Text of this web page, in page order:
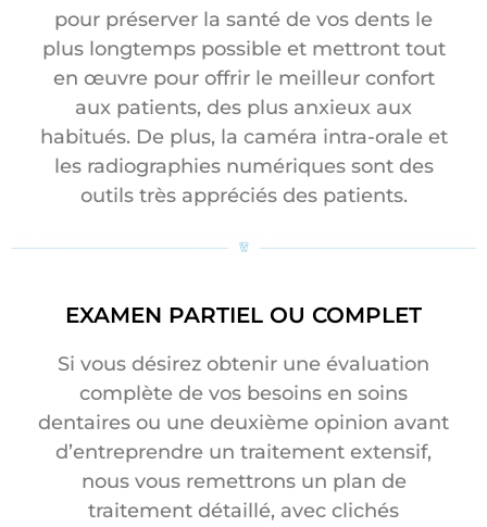
pour préserver la santé de vos dents le
plus longtemps possible et mettront tout
en œuvre pour offrir le meilleur confort
aux patients, des plus anxieux aux
habitués. De plus, la caméra intra-orale et
les radiographies numériques sont des
outils très appréciés des patients.
EXAMEN PARTIEL OU COMPLET
Si vous désirez obtenir une évaluation
complète de vos besoins en soins
dentaires ou une deuxième opinion avant
d’entreprendre un traitement extensif,
nous vous remettrons un plan de
traitement détaillé, avec clichés